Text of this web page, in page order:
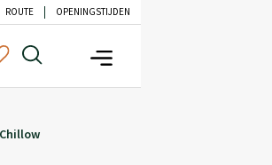
ROUTE OPENINGSTIJDEN
Chillow